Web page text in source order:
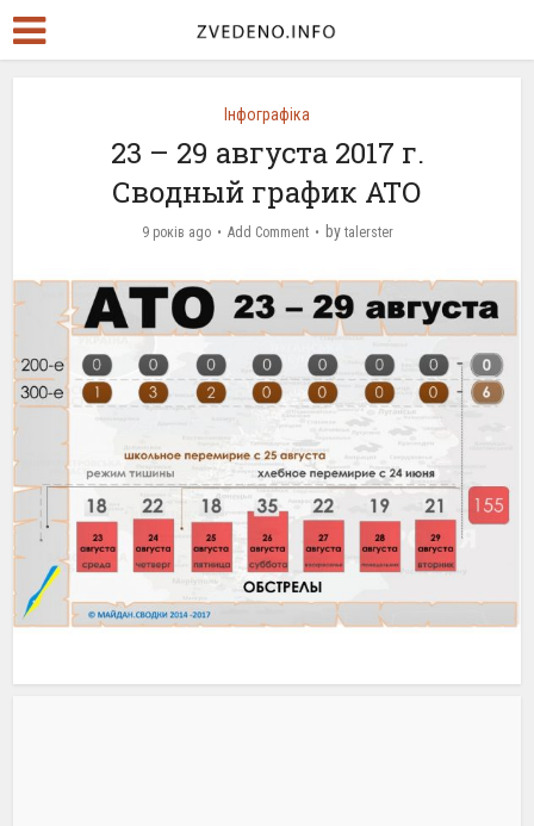
Інфографіка
23 – 29 августа 2017 г.
Сводный график АТО
9 років ago Add Comment by talerster